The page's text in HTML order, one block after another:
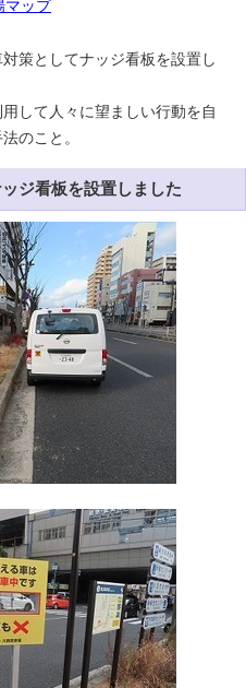
マップ
策としてナッジ看板を設置し
して人々に望ましい行動を自
のこと。
ジ看板を設置しました